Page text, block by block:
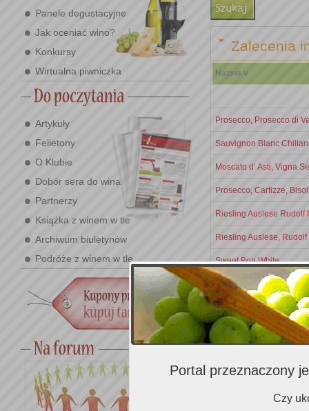
Panele degustacyjne
Jak oceniać wino?
Konkursy
Wirtualna piwniczka
Artykuły
Felietony
O Klubie
Dobór sera do wina
Partnerzy
Książka z winem w tle
Archiwum biuletynów
Podróże z winem w tle
Zalecenia
Nazwa v
Prosecco, Prosecco di
Sauvignon Blanc
Moscato d’ Asti, Vigna
Prosecco, Cartizze,
Riesling Auslese Rudolf
Riesling Auslese,
Sweet Boa White
Zalecenia
Zalecenia
Portal przeznaczony
Czy